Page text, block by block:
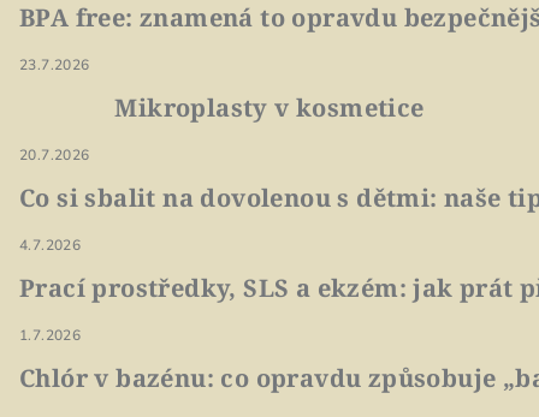
BPA free: znamená to opravdu
23.7.2026
Mikroplasty v kosmetice
20.7.2026
Co si sbalit na dovolenou s dětmi: naše
4.7.2026
Prací prostředky, SLS a ekzém: jak prát
1.7.2026
Chlór v bazénu: co opravdu způsobuje